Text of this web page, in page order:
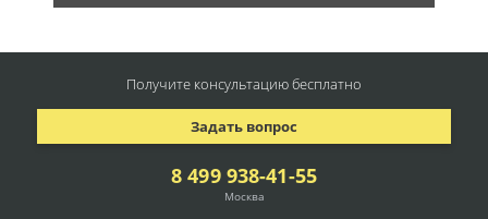
8 499 938-41-55
Москва
Задать вопрос
Получите консультациюбесплатно